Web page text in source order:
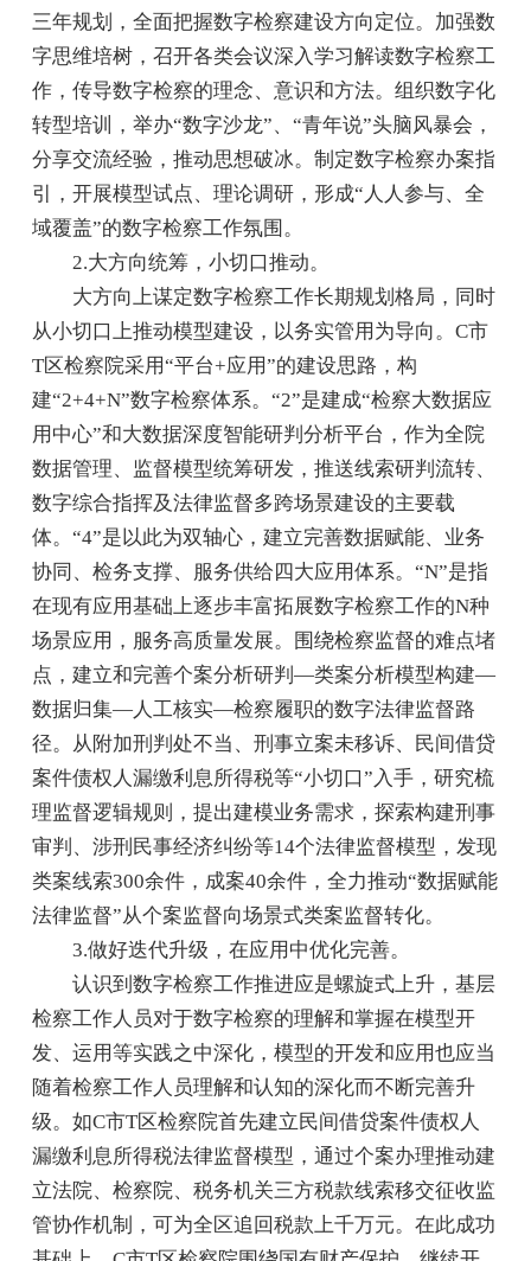
三年规划，全面把握数字检察建设方向定位。加强数
字思维培树，召开各类会议深入学习解读数字检察工
作，传导数字检察的理念、意识和方法。组织数字化
转型培训，举办“数字沙龙”、“青年说”头脑风暴会，
分享交流经验，推动思想破冰。制定数字检察办案指
引，开展模型试点、理论调研，形成“人人参与、全
域覆盖”的数字检察工作氛围。
2.大方向统筹，小切口推动。
大方向上谋定数字检察工作长期规划格局，同时
从小切口上推动模型建设，以务实管用为导向。C市
T区检察院采用“平台+应用”的建设思路，构
建“2+4+N”数字检察体系。“2”是建成“检察大数据应
用中心”和大数据深度智能研判分析平台，作为全院
数据管理、监督模型统筹研发，推送线索研判流转、
数字综合指挥及法律监督多跨场景建设的主要载
体。“4”是以此为双轴心，建立完善数据赋能、业务
协同、检务支撑、服务供给四大应用体系。“N”是指
在现有应用基础上逐步丰富拓展数字检察工作的N种
场景应用，服务高质量发展。围绕检察监督的难点堵
点，建立和完善个案分析研判—类案分析模型构建—
数据归集—人工核实—检察履职的数字法律监督路
径。从附加刑判处不当、刑事立案未移诉、民间借贷
案件债权人漏缴利息所得税等“小切口”入手，研究梳
理监督逻辑规则，提出建模业务需求，探索构建刑事
审判、涉刑民事经济纠纷等14个法律监督模型，发现
类案线索300余件，成案40余件，全力推动“数据赋能
法律监督”从个案监督向场景式类案监督转化。
3.做好迭代升级，在应用中优化完善。
认识到数字检察工作推进应是螺旋式上升，基层
检察工作人员对于数字检察的理解和掌握在模型开
发、运用等实践之中深化，模型的开发和应用也应当
随着检察工作人员理解和认知的深化而不断完善升
级。如C市T区检察院首先建立民间借贷案件债权人
漏缴利息所得税法律监督模型，通过个案办理推动建
立法院、检察院、税务机关三方税款线索移交征收监
管协作机制，可为全区追回税款上千万元。在此成功